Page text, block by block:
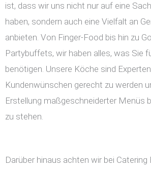
ist, dass wir uns nicht nur auf eine
haben, sondern auch eine Vielfalt an
anbieten. Von Finger-Food bis hin zu
Partybuffets, wir haben alles, was Sie
benötigen. Unsere Köche sind
Kundenwünschen gerecht zu werden
Erstellung maßgeschneiderter Menüs
zu stehen.
Darüber hinaus achten wir bei